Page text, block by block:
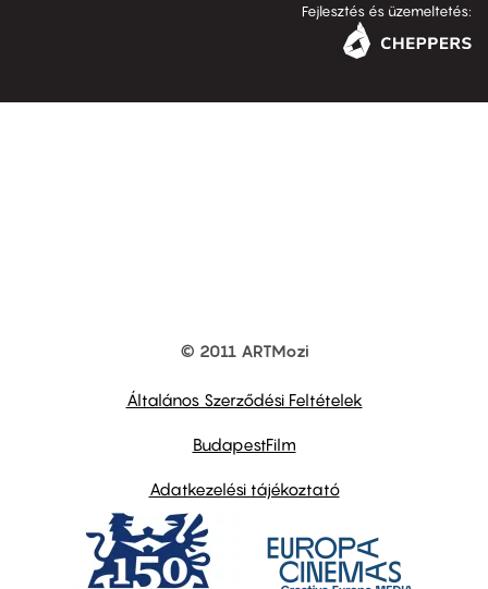
Fejlesztés és üzemeltetés:
© 2011 ARTMozi
Általános Szerződési Feltételek
BudapestFilm
Adatkezelési tájékoztató